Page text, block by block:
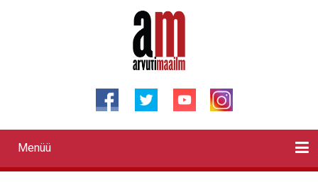
Primary
links
Menüü